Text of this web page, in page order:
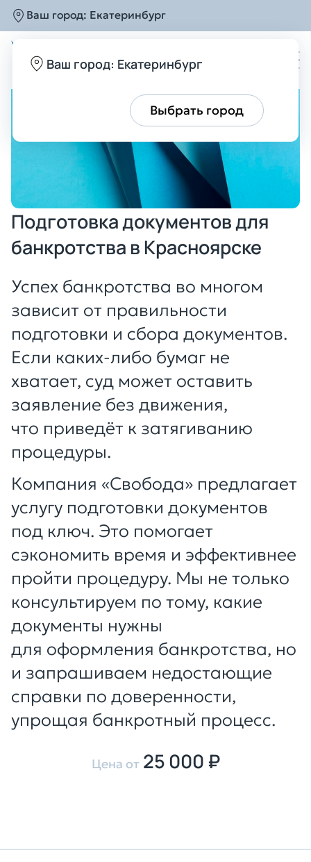
Ваш город: Екатеринбург
Ваш город: Екатеринбург
Выбрать город
Главная Услуги Консультация с юристом
Подготовка документов для
банкротства в Красноярске
Успех банкротства во многом
зависит от правильности
подготовки и сбора документов.
Если каких-либо бумаг не
хватает, суд может оставить
заявление без движения,
что приведёт к затягиванию
процедуры.
Компания «Свобода» предлагает
услугу подготовки документов
под ключ. Это помогает
сэкономить время и эффективнее
пройти процедуру. Мы не только
консультируем по тому, какие
документы нужны
для оформления банкротства, но
и запрашиваем недостающие
справки по доверенности,
упрощая банкротный процесс.
Цена от 25 000 ₽